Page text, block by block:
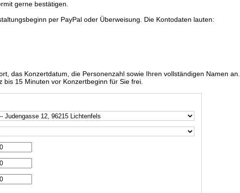
gerne bestätigen.
per PayPal oder Überweisung. Die Kontodaten lauten:
das Konzertdatum, die Personenzahl sowie Ihren vollständigen Namen an.
15 Minuten vor Konzertbeginn für Sie frei.